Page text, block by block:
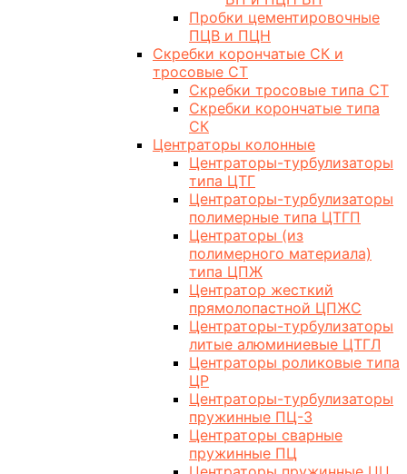
Пробки цементировочные
ПЦВ и ПЦН
Скребки корончатые СК и
тросовые СТ
Скребки тросовые типа СТ
Скребки корончатые типа
СК
Центраторы колонные
Центраторы-турбулизаторы
типа ЦТГ
Центраторы-турбулизаторы
полимерные типа ЦТГП
Центраторы (из
полимерного материала)
типа ЦПЖ
Центратор жесткий
прямолопастной ЦПЖС
Центраторы-турбулизаторы
литые алюминиевые ЦТГЛ
Центраторы роликовые типа
ЦР
Центраторы-турбулизаторы
пружинные ПЦ-3
Центраторы сварные
пружинные ПЦ